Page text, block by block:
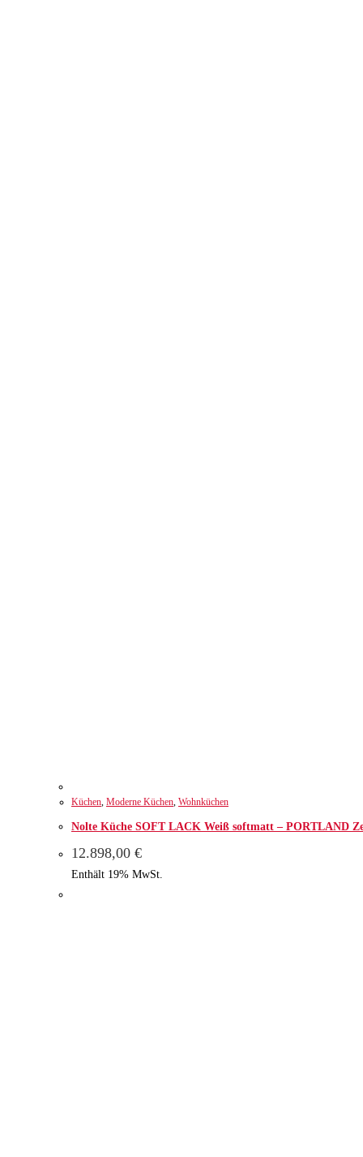
Küchen, Moderne Küchen, Wohnküchen
Nolte Küche SOFT LACK Weiß softmatt – PORTLAND
12.898,00 €
Enthält 19% MwSt.